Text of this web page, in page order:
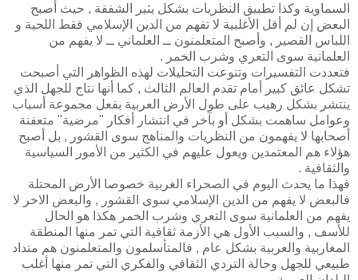
السماوية وكذا تطبيق النظريات بشكل يثير الشفقة , حيث أصبح
البعض إن لم أقل الأغلبية لا تفهم من الدين الإسلامي فقط اللحية و
اللباس القصير , وأصبح المتعلمنون ــ العلماني ــ لا يفهم من
العلمانية سوى التعري وشرب الخمر .
فتعددت التفسيرات وتنوعت التحليلات لهذه الظواهر التي أصبحت
تشكل عائق كبير أمام تقدم العالم الثالث , كما أنها نتاج للجهل الذي
ينتشر بشكل رهيب على طول الأرض العربية بفعل مجموعة أسباب
وعوامل ساهمت بشكل أو بآخر في انتشار أفكار "مرضية" متعفنة
أصحابها لا يفهمون من النظريات والمناهج سوى القشور , بل أصبح
هؤلاء هم المعتمدين ويعول عليهم في الكثير من الأمور السياسية
والثقافية .
فهذا ما يحدث اليوم في الصحراء الغربية خصوصا الأرض المحتلة
فالبعض لا يفهم من الدين الإسلامي سوى القشور , والبعض الاخر لا
يفهم من العلمانية سوى التعري وشرب الخمر هكذا هو الحال
للأسف , والسبب الأول هي الأزمة ثقافية التي تمر منها المنطقة
المغاربية والعربية بشكل عام , فالمتأسلمون والمتعلمنون هم متداد
طبيعي للجهل وحالة التردي الثقافي والفكري التي تمر منها أغلب